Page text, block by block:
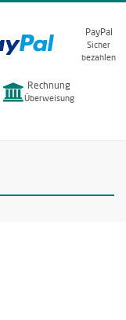
PayPal
Sicher
bezahlen
Rechnung
Überweisung